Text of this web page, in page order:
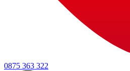
0875 363 322